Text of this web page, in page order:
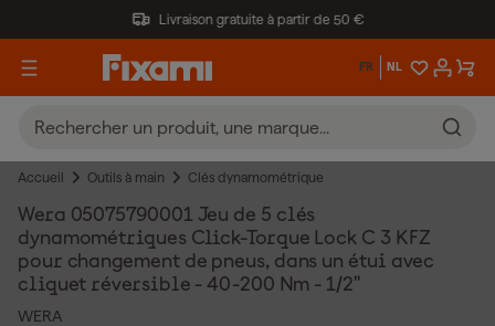
Livraison gratuite à partir de 50 €
FR NL
Accueil Outils à main Clés dynamométrique
Wera 05075790001 Jeu de 5 clés
dynamométriques Click-Torque Lock C 3 KFZ
pour changement de pneus, dans un étui avec
cliquet réversible - 40-200 Nm - 1/2"
WERA